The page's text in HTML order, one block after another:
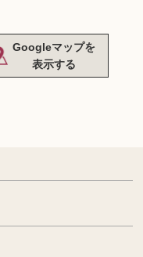
Googleマップを
表示する